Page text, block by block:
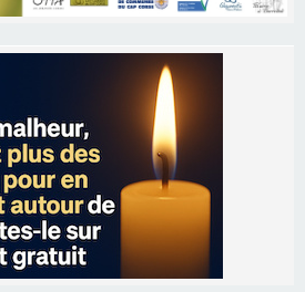
producteurs à Cruculi le
A Nuciola organise une